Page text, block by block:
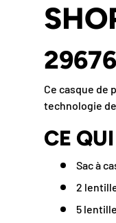
Ce casque de
technologie
CE
Sac à
2
5